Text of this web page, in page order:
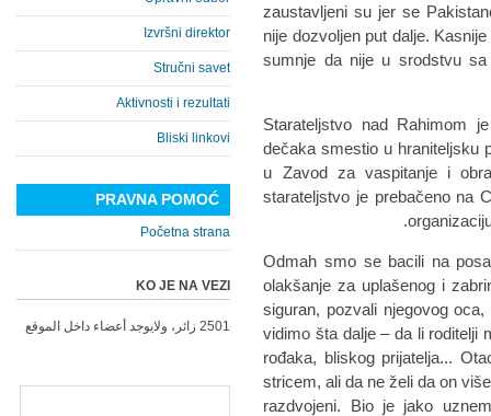
zaustavljeni su jer se
nije dozvoljen put dalje.
sumnje da nije u srodstvu
Starateljstvo nad Rahimom
dečaka smestio u hraniteljsku
u Zavod za vaspitanje i
starateljstvo je prebačeno na
Odmah smo se bacili na
olakšanje za uplašenog i
siguran, pozvali njegovog
vidimo šta dalje – da li roditelji
rođaka, bliskog prijatelja...
stricem, ali da ne želi da on
razdvojeni. Bio je jako
Izvršni direktor
Stručni savet
Aktivnosti i rezultati
Bliski linkovi
PRAVNA POMOĆ
Početna strana
KO JE NA VEZI
2501 زائر، ولايوجد أعضاء داخل الموقع